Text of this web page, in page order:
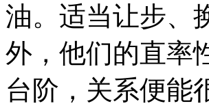
油。适当让步、
外，他们的直率
台阶，关系便能